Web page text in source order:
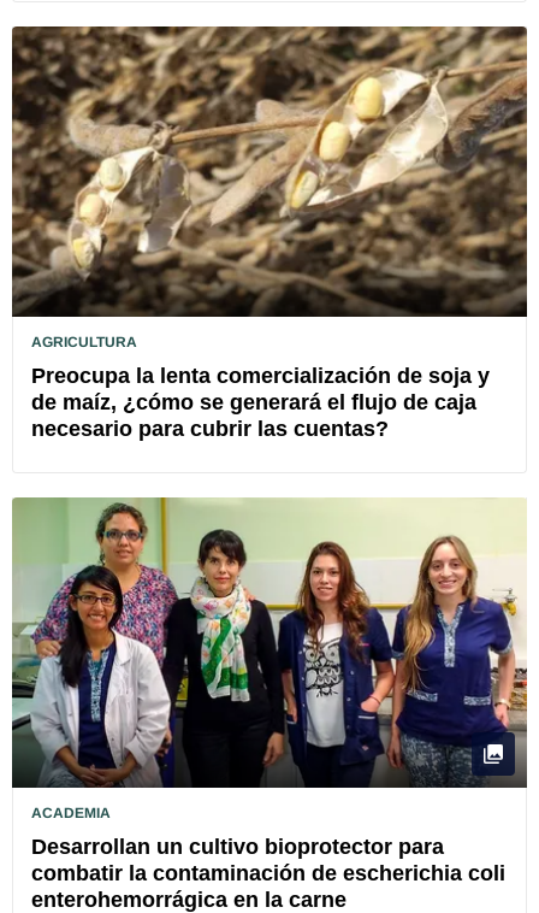
AGRICULTURA
Preocupa la lenta comercialización de soja y
de maíz, ¿cómo se generará el flujo de caja
necesario para cubrir las cuentas?
ACADEMIA
Desarrollan un cultivo bioprotector para
combatir la contaminación de escherichia coli
enterohemorrágica en la carne